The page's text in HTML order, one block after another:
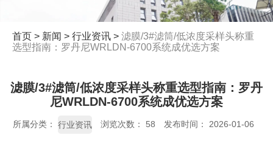
首页 > 新闻 > 行业资讯 > 滤膜/3#滤筒/低浓度采样头称重
选型指南：罗丹尼WRLDN-6700系统成优选方案
滤膜/3#滤筒/低浓度采样头称重选型指南：罗丹
尼WRLDN-6700系统成优选方案
所属分类： 行业资讯 浏览次数： 58 发布时间： 2026-01-06